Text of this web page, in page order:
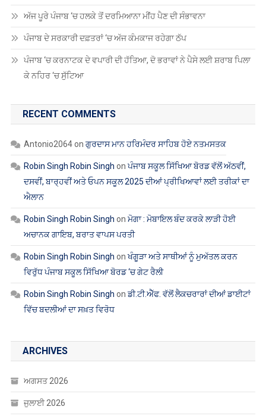
ਅੱਜ ਪੂਰੇ ਪੰਜਾਬ ‘ਚ ਹਲਕੇ ਤੋਂ ਦਰਮਿਆਨਾ ਮੀਂਹ ਪੈਣ ਦੀ ਸੰਭਾਵਨਾ
ਪੰਜਾਬ ਦੇ ਸਰਕਾਰੀ ਦਫ਼ਤਰਾਂ ‘ਚ ਅੱਜ ਕੰਮਕਾਜ ਰਹੇਗਾ ਠੱਪ
ਪੰਜਾਬ ‘ਚ ਕਰਨਾਟਕ ਦੇ ਵਪਾਰੀ ਦੀ ਹੱਤਿਆ, ਦੋ ਭਰਾਵਾਂ ਨੇ ਪੈਸੇ ਲਈ ਸ਼ਰਾਬ ਪਿਲਾ
ਕੇ ਨਹਿਰ ‘ਚ ਸੁੱਟਿਆ
RECENT COMMENTS
Antonio2064on ਗੁਰਦਾਸ ਮਾਨ ਹਰਿਮੰਦਰ ਸਾਹਿਬ ਹੋਏ ਨਤਮਸਤਕ
Robin Singh Robin Singh onਪੰਜਾਬ ਸਕੂਲ ਸਿੱਖਿਆ ਬੋਰਡ ਵੱਲੋਂ ਅੱਠਵੀਂ,
ਦਸਵੀਂ, ਬਾਰ੍ਹਵੀਂ ਅਤੇ ਓਪਨ ਸਕੂਲ 2025 ਦੀਆਂ ਪ੍ਰੀਖਿਆਵਾਂ ਲਈ ਤਰੀਕਾਂ ਦਾ
ਐਲਾਨ
Robin Singh Robin Singh on ਮੋਗਾ : ਮੋਬਾਇਲ ਬੰਦ ਕਰਕੇ ਲਾੜੀ ਹੋਈ
ਅਚਾਨਕ ਗਾਇਬ, ਬਰਾਤ ਵਾਪਸ ਪਰਤੀ
Robin Singh Robin Singh onਖੰਗੂੜਾ ਅਤੇ ਸਾਥੀਆਂ ਨੂੰ ਮੁਅੱਤਲ ਕਰਨ
ਵਿਰੁੱਧ ਪੰਜਾਬ ਸਕੂਲ ਸਿੱਖਿਆ ਬੋਰਡ ‘ਚ ਗੇਟ ਰੈਲੀ
Robin Singh Robin Singh onਡੀ.ਟੀ.ਐੱਫ. ਵੱਲੋਂ ਲੈਕਚਰਾਰਾਂ ਦੀਆਂ ਡਾਈਟਾਂ
ਵਿੱਚ ਬਦਲੀਆਂ ਦਾ ਸਖ਼ਤ ਵਿਰੋਧ
ARCHIVES
ਅਗਸਤ 2026
ਜੁਲਾਈ 2026